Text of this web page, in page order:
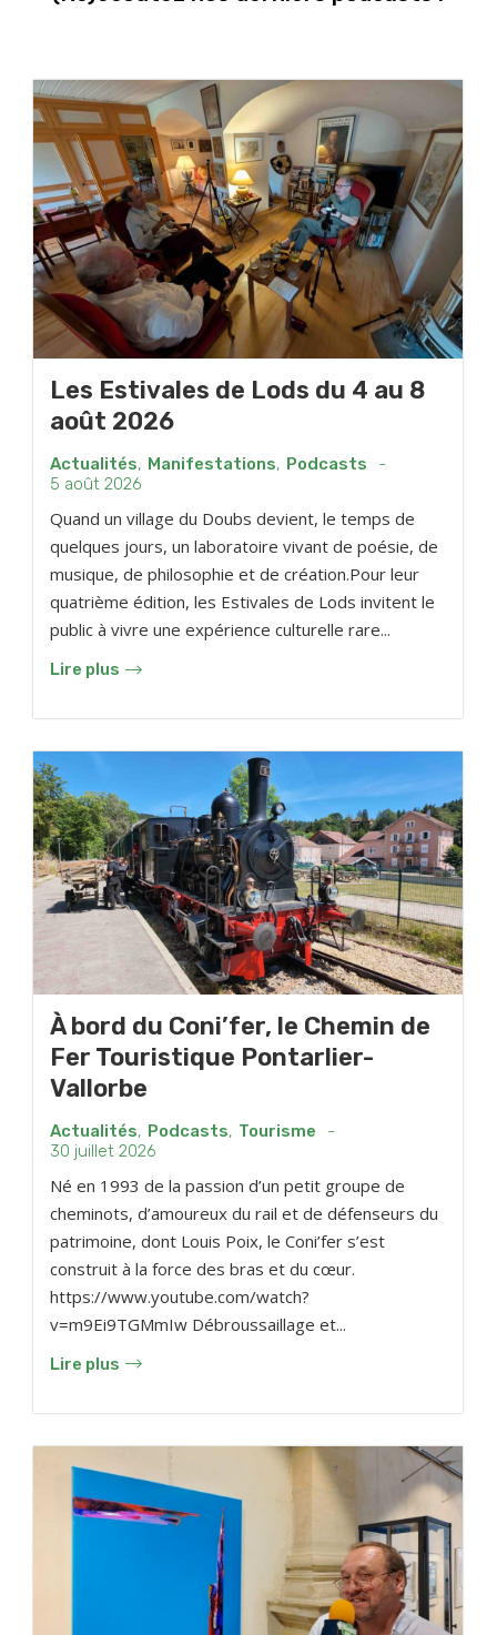
Les Estivales de Lods du 4 au 8
août 2026
Actualités, Manifestations, Podcasts
-
5 août 2026
Quand un village du Doubs devient, le temps de
quelques jours, un laboratoire vivant de poésie, de
musique, de philosophie et de création.Pour leur
quatrième édition, les Estivales de Lods invitent le
public à vivre une expérience culturelle rare...
Lire plus
À bord du Coni’fer, le Chemin de
Fer Touristique Pontarlier-
Vallorbe
Actualités, Podcasts, Tourisme
-
30 juillet 2026
Né en 1993 de la passion d’un petit groupe de
cheminots, d’amoureux du rail et de défenseurs du
patrimoine, dont Louis Poix, le Coni’fer s’est
construit à la force des bras et du cœur.
https://www.youtube.com/watch?
v=m9Ei9TGMmIw Débroussaillage et...
Lire plus